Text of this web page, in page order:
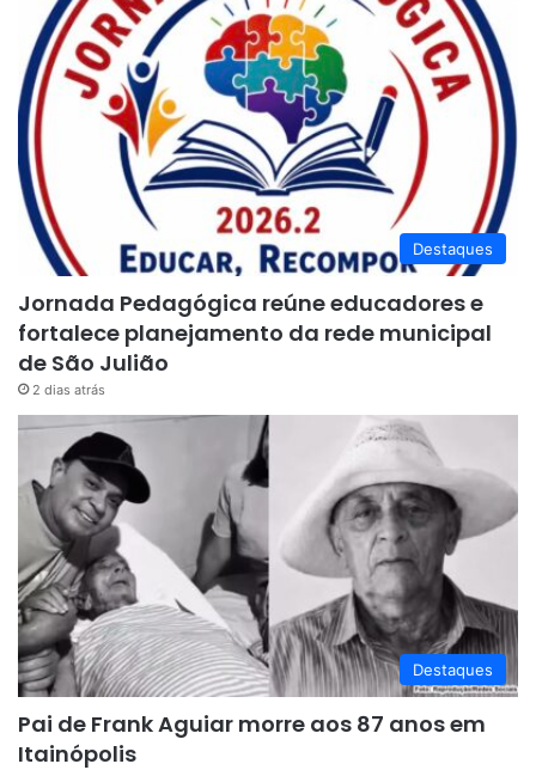
Destaques
Jornada Pedagógica reúne educadores e
fortalece planejamento da rede municipal
de São Julião
2 dias atrás
Destaques
Pai de Frank Aguiar morre aos 87 anos em
Itainópolis